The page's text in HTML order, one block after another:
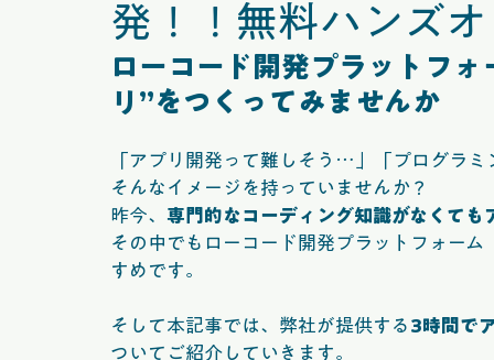
パートナー インタビュー デモアプリ事例 イベン
発！！無料ハンズ
ローコード開発プラットフ
リ”をつくってみませんか
「アプリ開発って難しそう…」「プログラ
そんなイメージを持っていませんか？
昨今、 専門的なコーディング知識がなくても
その中でもローコード開発プラットフォー
すめです。
そして本記事では、弊社が提供する 3時間で
ついてご紹介していきます。